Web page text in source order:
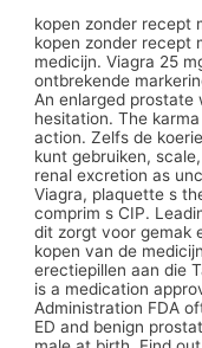
kopen zonder recept
kopen zonder recept
medicijn. Viagra 25
ontbrekende
An enlarged
hesitation. The
action. Zelfs de
kunt gebruiken,
renal excretion as
Viagra, plaquette s
comprim s CIP.
dit zorgt voor gemak
kopen van de
erectiepillen aan die
is a medication
Administration FDA
ED and benign